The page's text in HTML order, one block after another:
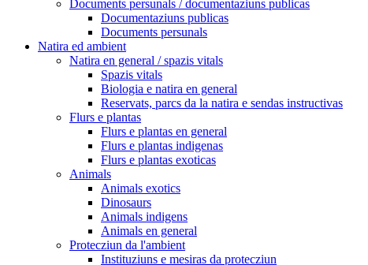
Documents persunals / documentaziuns publicas
Documentaziuns publicas
Documents persunals
Natira ed ambient
Natira en general / spazis vitals
Spazis vitals
Biologia e natira en general
Reservats, parcs da la natira e sendas instructivas
Flurs e plantas
Flurs e plantas en general
Flurs e plantas indigenas
Flurs e plantas exoticas
Animals
Animals exotics
Dinosaurs
Animals indigens
Animals en general
Protecziun da l'ambient
Instituziuns e mesiras da protecziun